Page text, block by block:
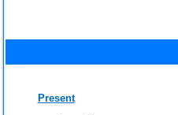
Present